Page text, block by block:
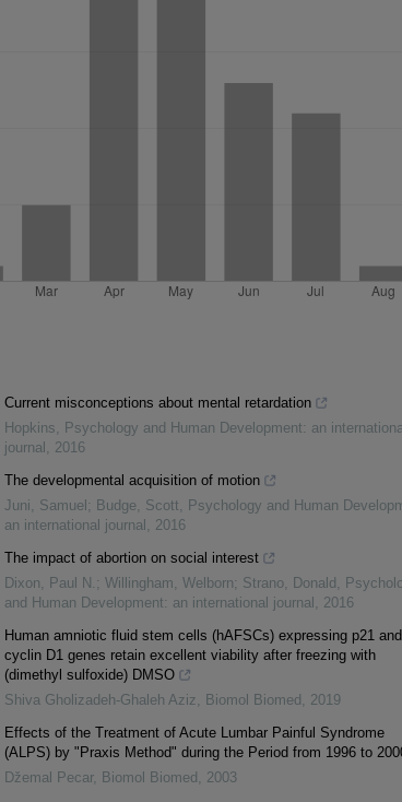
Current misconceptions about mental retardation
Hopkins, Psychology and Human Development: an
journal , 2016
The developmental acquisition of motion
Juni, Samuel; Budge, Scott, Psychology and Human
an international journal , 2016
The impact of abortion on social interest
Dixon, Paul N.; Willingham, Welborn; Strano, Donald ,
and Human Development: an international journal , 2016
Human amniotic fluid stem cells (hAFSCs) expressing p21 and
cyclin D1 genes retain excellent viability after freezing with
(dimethyl sulfoxide) DMSO
Shiva Gholizadeh-Ghaleh Aziz, Biomol Biomed , 2019
Effects of the Treatment of Acute Lumbar Painful Syndrome
(ALPS) by "Praxis Method" during the Period from 1996 to
Džemal Pecar, Biomol Biomed , 2003